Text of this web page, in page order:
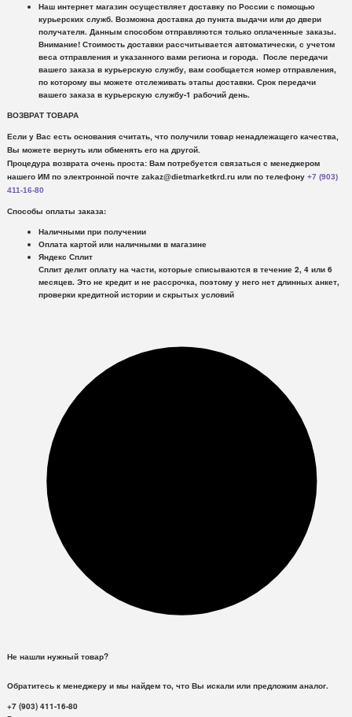
Наш интернет магазин осуществляет доставку по России с помощью
курьерских служб. Возможна доставка до пункта выдачи или до двери
получателя. Данным способом отправляются только оплаченные заказы.
Внимание!Стоимость доставки рассчитывается автоматически, с учетом
веса отправления и указанного вами региона и города. После передачи
вашего заказа в курьерскую службу, вам сообщается номер отправления,
по которому вы можете отслеживать этапы доставки. Срок передачи
вашего заказа в курьерскую службу-1 рабочий день.
ВОЗВРАТ ТОВАРА
Если у Вас есть основания считать, что получили товар ненадлежащего качества,
Вы можете вернуть или обменять его на другой.
Процедура возврата очень проста: Вам потребуется связаться с менеджером
нашего ИМ по электронной почте zakaz@dietmarketkrd.ru или по телефону +7 (903)
411-16-80
Способы оплаты заказа:
Наличными при получении
Оплата картой или наличными в магазине
Яндекс Сплит
Сплит делит оплату на части, которые списываются в течение 2, 4 или 6
месяцев. Это не кредит и не рассрочка, поэтому у него нет длинных анкет,
проверки кредитной истории и скрытых условий
Не нашли нужный товар?
Обратитесь к менеджеру и мы найдем то, что Вы искали или предложим аналог.
+7 (903) 411-16-80